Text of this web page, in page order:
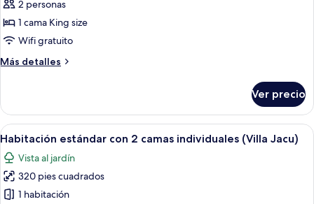
(Azul)
2 personas
1 cama King size
Wifi gratuito
Más detalles
Más
(Azul)
Ver precio
Abrir
todas
las
fotos
de
Un dormitorio con cama, mesitas
10
Habitación estándar con 2 camas individuales (Villa Jacu)
Vista al jardín
320 pies cuadrados
1 habitación